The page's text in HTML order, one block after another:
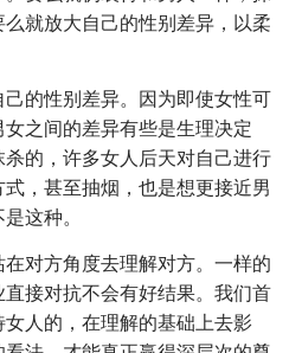
就放大自己的性别差异，以柔
的性别差异。因为即使女性可
之间的差异有些是生理决定
的，许多女人后天对自己进行
，甚至抽烟，也是想更接近男
这种。
对方角度去理解对方。一样的
接对抗不会有好结果。我们首
人的，在理解的基础上去影